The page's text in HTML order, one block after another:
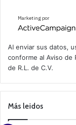
Marketing por
A
v
e
a
m
a
Al enviar sus datos,
conforme al Aviso de
de R.L. de C.V.
Más leidos